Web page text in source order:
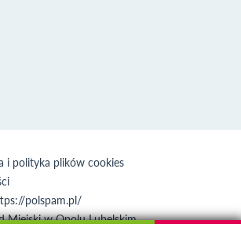
i polityka plików cookies
polspam.pl/
Miejski w Opolu Lubelskim